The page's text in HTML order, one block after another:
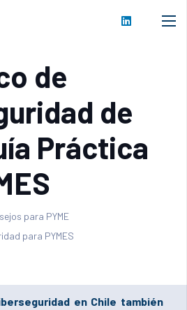
de
de
Práctica
para PYME
para PYMES
en Chile también